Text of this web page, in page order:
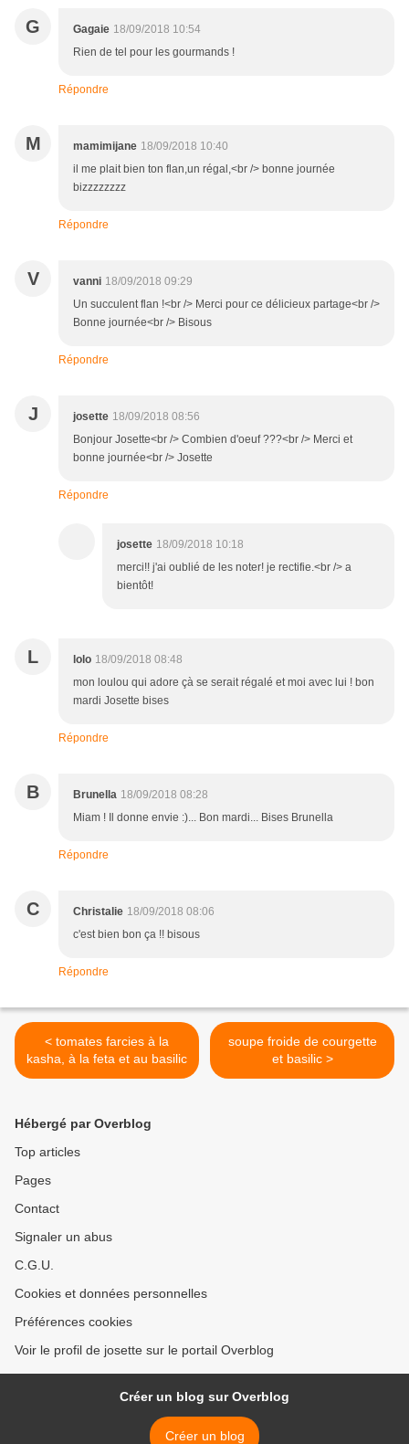
G Gagaie 18/09/2018 10:54
Rien de tel pour les gourmands !
Répondre
M mamimijane 18/09/2018 10:40
il me plait bien ton flan,un régal,<br /> bonne journée
bizzzzzzzz
Répondre
V vanni 18/09/2018 09:29
Un succulent flan !<br /> Merci pour ce délicieux partage<br />
Bonne journée<br /> Bisous
Répondre
J josette 18/09/2018 08:56
Bonjour Josette<br /> Combien d'oeuf ???<br /> Merci et
bonne journée<br /> Josette
Répondre
josette 18/09/2018 10:18
merci!! j'ai oublié de les noter! je rectifie.<br /> a
bientôt!
L lolo 18/09/2018 08:48
mon loulou qui adore çà se serait régalé et moi avec lui ! bon
mardi Josette bises
Répondre
B Brunella 18/09/2018 08:28
Miam ! Il donne envie :)... Bon mardi... Bises Brunella
Répondre
C Christalie 18/09/2018 08:06
c'est bien bon ça !! bisous
Répondre
< tomates farcies à la
kasha, à la feta et au basilic
soupe froide de courgette
et basilic >
Hébergé par Overblog
Top articles
Pages
Contact
Signaler un abus
C.G.U.
Cookies et données personnelles
Préférences cookies
Voir le profil de josette sur le portail Overblog
Créer un blog sur Overblog
Créer un blog